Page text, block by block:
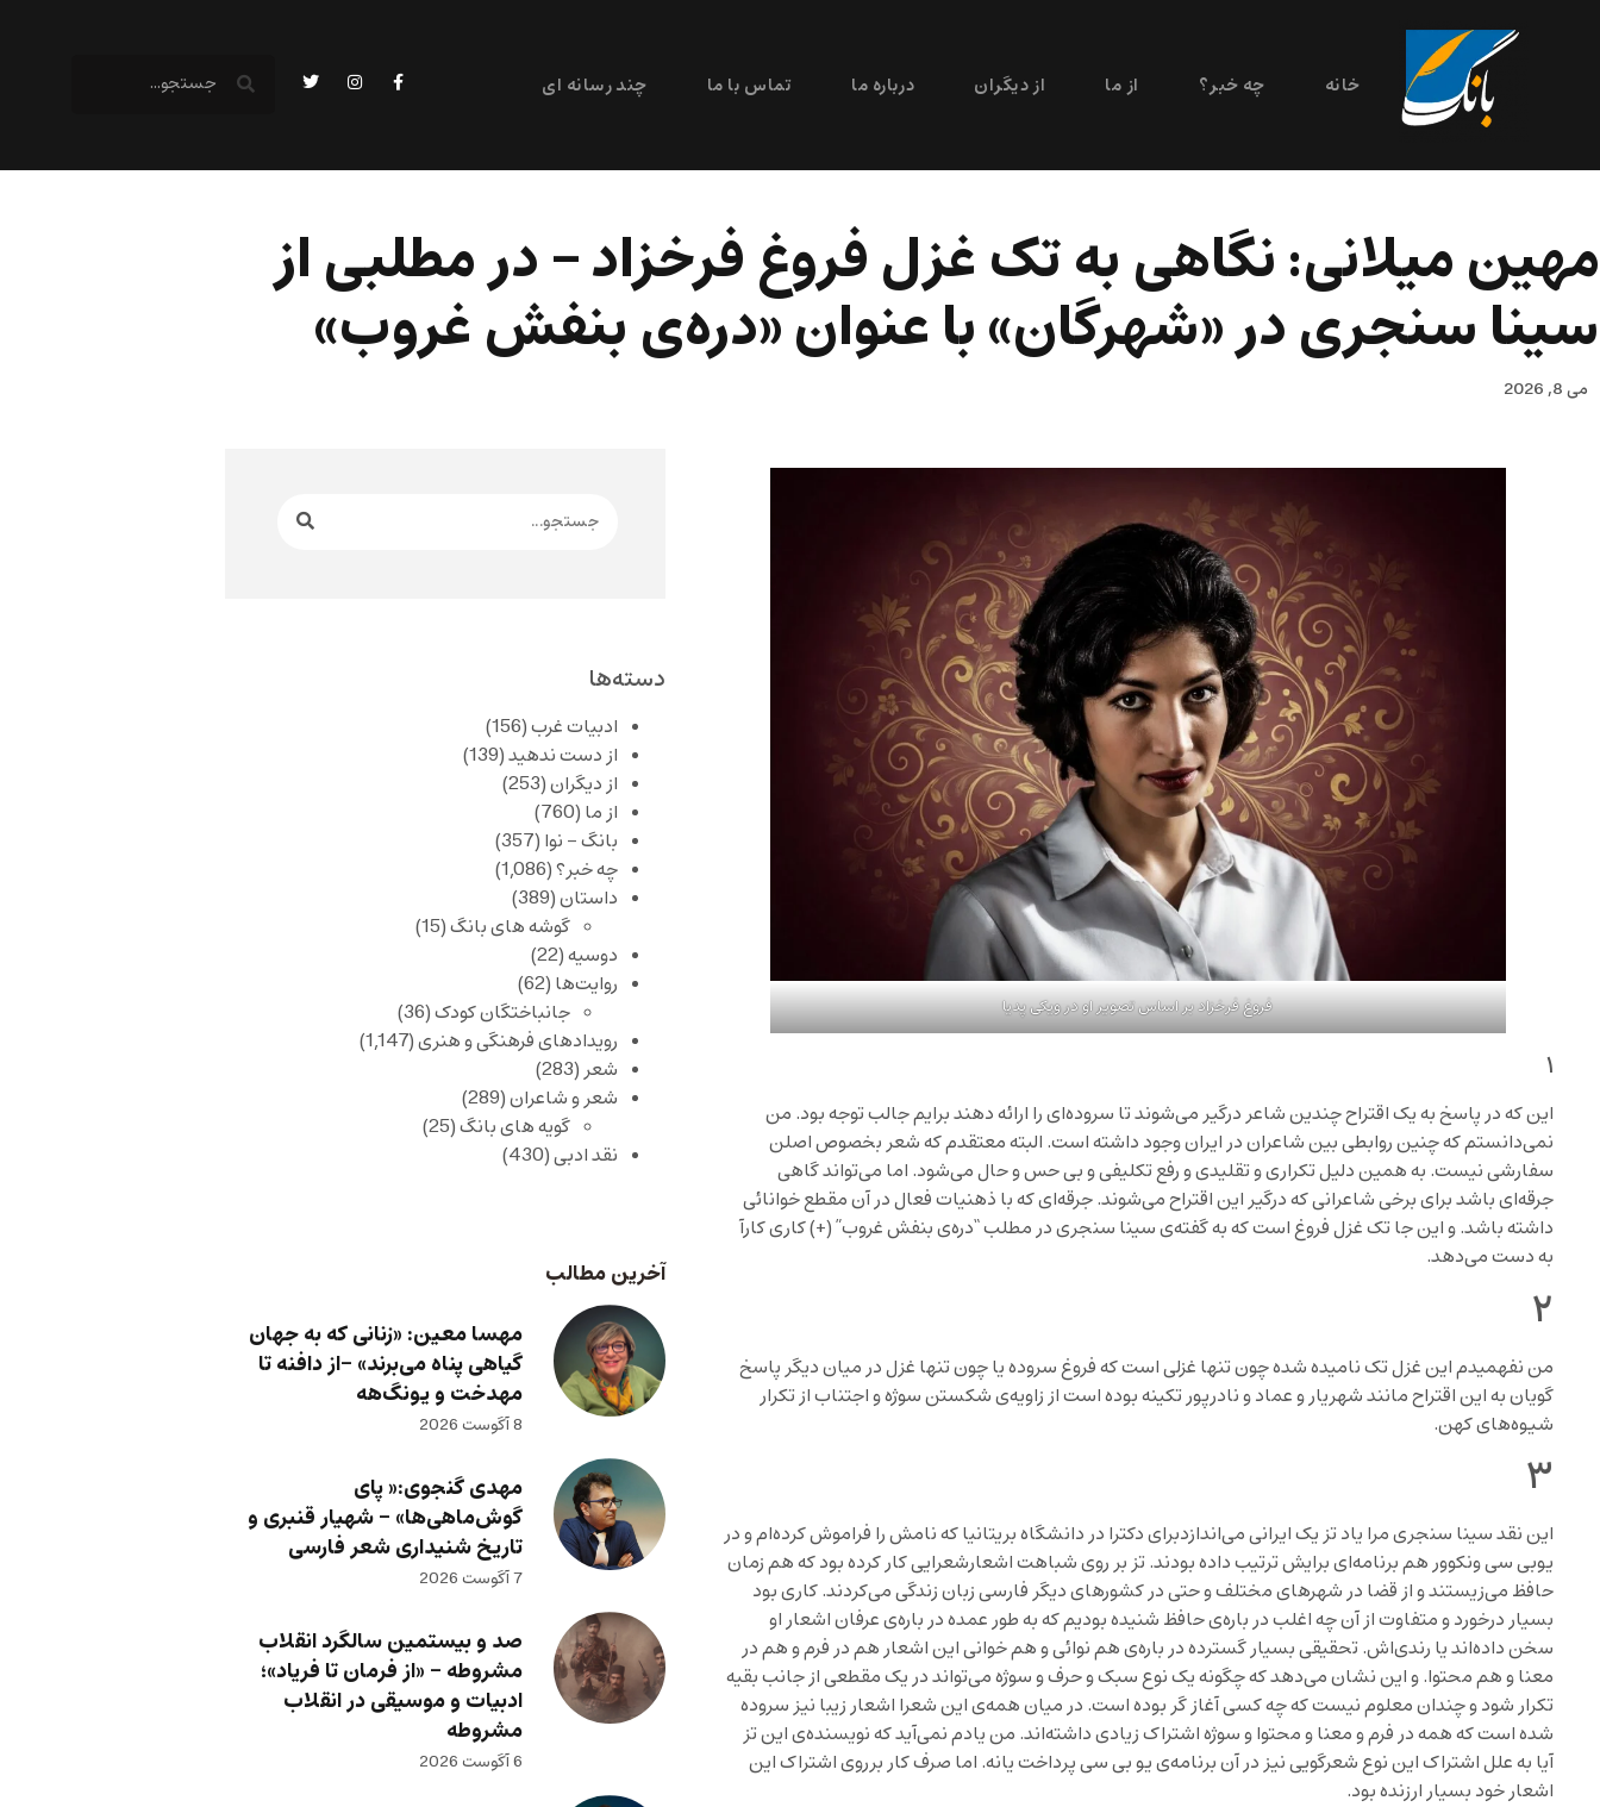
خانه چه خبر؟ از ما از دیگران درباره ما تماس با ما چند رسانه ای
مهین میلانی: نگاهی به تک غزل فروغ فرخزاد – در مطلبی از
سینا سنجری در «شهرگان» با عنوان «دره‌ی بنفش غروب»
می 8, 2026
فروغ فرخزاد بر اساس تصویر او در ویکی پدیا
۱
این که در پاسخ به یک اقتراح چندین شاعر درگیر می‌شوند تا سروده‌ای را ارائه دهند برایم جالب توجه بود. من
نمی‌دانستم که چنین روابطی بین شاعران در ایران وجود داشته است. البته معتقدم که شعر بخصوص اصلن
سفارشی نیست. به همین دلیل تکراری و تقلیدی و رفع تکلیفی و بی حس و حال می‌شود. اما می‌تواند گاهی
جرقه‌ای باشد برای برخی شاعرانی که درگیر این اقتراح می‌شوند. جرقه‌ای که با ذهنیات فعال در آن مقطع خوانائی
داشته باشد. و این جا تک غزل فروغ است که به گفته‌ی سینا سنجریدر مطلب “دره‌ی بنفش غروب”(+)کاری کارآ
به دست می‌دهد.
۲
من نفهمیدم این غزل تک نامیده شده چون تنها غزلی است که فروغ سروده یا چون تنها غزل در میان دیگر پاسخ
گویان به این اقتراح مانند شهریار و عماد و نادرپور تکینه بوده است از زاویه‌ی شکستن سوژه و اجتناب از تکرار
شیوه‌های کهن.
۳
این نقد سینا سنجری مرا یاد تز یک ایرانی می‌اندازدبرای دکترا در دانشگاه بریتانیا که نامش را فراموش کرده‌ام و در
یوبی سی ونکوور هم برنامه‌ای برایش ترتیب داده بودند. تز بر روی شباهت اشعارشعرایی کار کرده بود که هم زمان
حافظ می‌زیستند و از قضا در شهرهای مختلف و حتی در کشورهای دیگر فارسی زبان زندگی می‌کردند. کاری بود
بسیار درخورد و متفاوت از آن چه اغلب در باره‌ی حافظ شنیده بودیم که به طور عمده در باره‌ی عرفان اشعار او
سخن داده‌اند یا رندی‌اش. تحقیقی بسیار گسترده در باره‌ی هم نوائی و هم خوانی این اشعار هم در فرم و هم در
معنا و هم محتوا. و این نشان می‌دهد که چگونه یک نوع سبک و حرف و سوژه می‌تواند در یک مقطعی از جانب بقیه
تکرار شود و چندان معلوم نیست که چه کسی آغاز گر بوده است. در میان همه‌ی این شعرا اشعار زیبا نیز سروده
شده است که همه در فرم و معنا و محتوا و سوژه اشتراک زیادی داشته‌اند. من یادم نمی‌آید که نویسنده‌ی این تز
آیا به علل اشتراک این نوع شعرگویی نیز در آن برنامه‌ی یو بی سی پرداخت یانه. اما صرف کار برروی اشتراک این
اشعار خود بسیار ارزنده بود.
دسته‌ها
ادبیات غرب(156)
از دست ندهید(139)
از دیگران(253)
از ما (760)
بانگ – نوا (357)
چه خبر؟(1,086)
داستان(389)
گوشه های بانگ(15)
دوسیه(22)
روایت‌ها (62)
جانباختگان کودک(36)
رویدادهای فرهنگی و هنری(1,147)
شعر(283)
شعر و شاعران(289)
گویه های بانگ(25)
نقد ادبی(430)
آخرین مطالب
مهسا معین: «زنانی که به جهان
گیاهی پناه می‌برند» -از دافنه تا
مهدخت و یونگ‌هه
8 آگوست 2026
مهدی گنجوی:« پای
گوش‌ماهی‌ها» – شهیار قنبری و
تاریخ شنیداری شعر فارسی
7 آگوست 2026
صد و بیستمین سالگرد انقلاب
مشروطه – «از فرمان تا فریاد»؛
ادبیات و موسیقی در انقلاب
مشروطه
6 آگوست 2026